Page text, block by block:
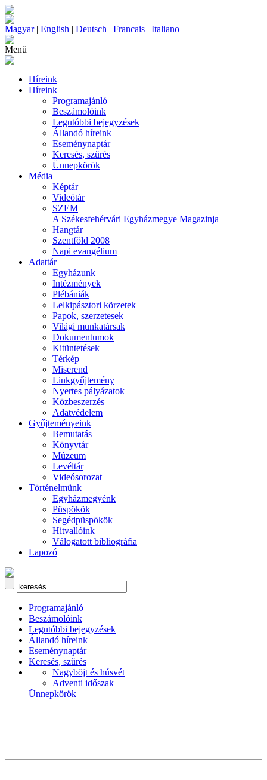
Magyar| English | Deutsch | Francais | Italiano
Menü
Híreink
Híreink
Programajánló
Beszámolóink
Legutóbbi bejegyzések
Állandó híreink
Eseménynaptár
Keresés, szűrés
Ünnepkörök
Média
Képtár
Videótár
SZEM
A Székesfehérvári Egyházmegye Magazinja
Hangtár
Szentföld 2008
Napi evangélium
Adattár
Egyházunk
Intézmények
Plébániák
Lelkipásztori körzetek
Papok, szerzetesek
Világi munkatársak
Dokumentumok
Kitüntetések
Térkép
Miserend
Linkgyűjtemény
Nyertes pályázatok
Közbeszerzés
Adatvédelem
Gyűjteményeink
Bemutatás
Könyvtár
Múzeum
Levéltár
Videósorozat
Történelmünk
Egyházmegyénk
Püspökök
Segédpüspökök
Hitvallóink
Válogatott bibliográfia
Lapozó
Programajánló
Beszámolóink
Legutóbbi bejegyzések
Állandó híreink
Eseménynaptár
Keresés, szűrés
Nagyböjt és húsvét
Adventi időszak
Ünnepkörök